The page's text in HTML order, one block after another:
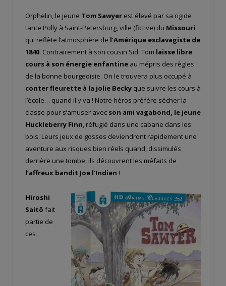
Orphelin, le jeune Tom Sawyer est élevé par sa rigide
tante Polly à Saint-Petersburg, ville (fictive) du Missouri
qui reflète l’atmosphère de l’Amérique esclavagiste de
1840. Contrairement à son cousin Sid, Tom laisse libre
cours à son énergie enfantine au mépris des règles
de la bonne bourgeoisie. On le trouvera plus occupé à
conter fleurette à la jolie Becky que suivre les cours à
l’école… quand il y va ! Notre héros préfère sécher la
classe pour s’amuser avec son ami vagabond, le jeune
Huckleberry Finn, réfugié dans une cabane dans les
bois. Leurs jeux de gosses deviendront rapidement une
aventure aux risques bien réels quand, dissimulés
derrière une tombe, ils découvrent les méfaits de
l’affreux bandit Joe l’Indien !
Hiroshi
Saitô fait
partie de
ces